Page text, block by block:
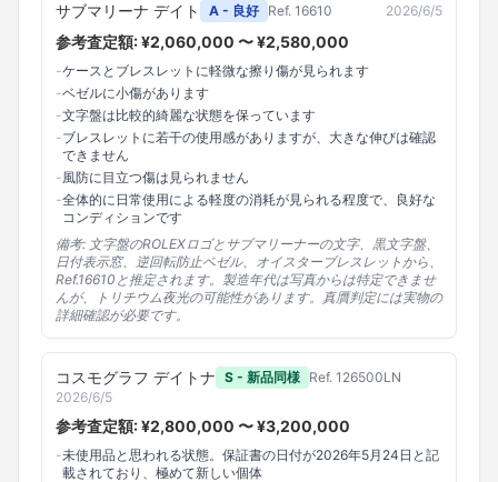
サブマリーナ デイト A - 良好 Ref. 16610 2026/6/5
参考査定額: ¥2,060,000 〜 ¥2,580,000
-ケースとブレスレットに軽微な擦り傷が見られます
-ベゼルに小傷があります
-文字盤は比較的綺麗な状態を保っています
-ブレスレットに若干の使用感がありますが、大きな伸びは確認
できません
-風防に目立つ傷は見られません
-全体的に日常使用による軽度の消耗が見られる程度で、良好な
コンディションです
備考: 文字盤のROLEXロゴとサブマリーナーの文字、黒文字盤、
日付表示窓、逆回転防止ベゼル、オイスターブレスレットから、
Ref.16610と推定されます。製造年代は写真からは特定できませ
んが、トリチウム夜光の可能性があります。真贋判定には実物の
詳細確認が必要です。
コスモグラフ デイトナ S - 新品同様 Ref. 126500LN
2026/6/5
参考査定額: ¥2,800,000 〜 ¥3,200,000
-未使用品と思われる状態。保証書の日付が2026年5月24日と記
載されており、極めて新しい個体